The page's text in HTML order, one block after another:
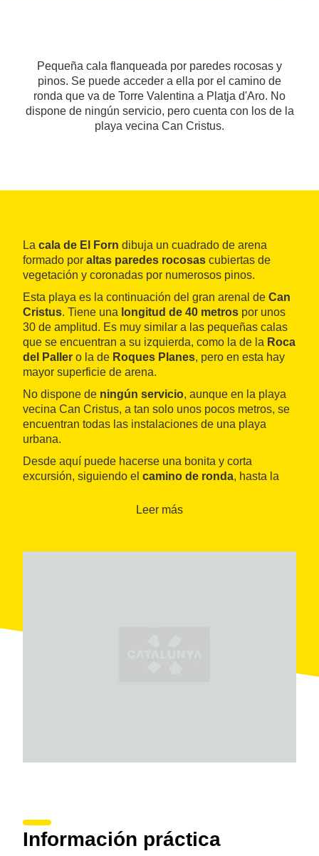
Pequeña cala flanqueada por paredes rocosas y
pinos. Se puede acceder a ella por el camino de
ronda que va de Torre Valentina a Platja d'Aro. No
dispone de ningún servicio, pero cuenta con los de la
playa vecina Can Cristus.
La cala de El Forn dibuja un cuadrado de arena
formado por altas paredes rocosas cubiertas de
vegetación y coronadas por numerosos pinos.
Esta playa es la continuación del gran arenal de Can
Cristus. Tiene una longitud de 40 metros por unos
30 de amplitud. Es muy similar a las pequeñas calas
que se encuentran a su izquierda, como la de la Roca
del Paller o la de Roques Planes, pero en esta hay
mayor superficie de arena.
No dispone de ningún servicio, aunque en la playa
vecina Can Cristus, a tan solo unos pocos metros, se
encuentran todas las instalaciones de una playa
urbana.
Desde aquí puede hacerse una bonita y corta
excursión, siguiendo el camino de ronda, hasta la
kilómetro que ofrece hermosas vistas sobre algunas
enkayako conpatines de pedales. En dirección
Leer más
Información práctica